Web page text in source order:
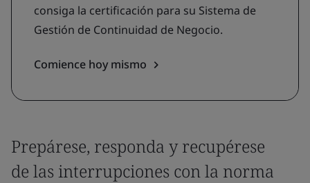
consiga la certificación para su Sistema de
Gestión de Continuidad de Negocio.
Comience hoy mismo
Prepárese, responda y recupérese
de las interrupciones con la norma